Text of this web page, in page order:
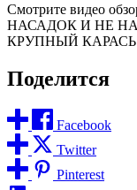
Смотрите видео
НАСАДОК И НЕ
КРУПНЫЙ
Поделится
Facebook
Twitter
Pinterest